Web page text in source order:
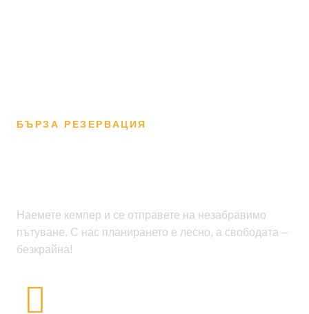
БЪРЗА РЕЗЕРВАЦИЯ
Наемете кемпер и се отправете на незабравимо
пътуване. С нас планирането е лесно, а свободата –
безкрайна!